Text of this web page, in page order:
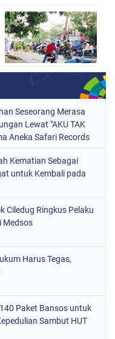
Seseorang Merasa
Lewat "AKU TAK
Aneka Safari Records
Kematian Sebagai
untuk Kembali pada
Ciledug Ringkus Pelaku
Medsos
Harus Tegas,
Paket Bansos untuk
Sambut HUT